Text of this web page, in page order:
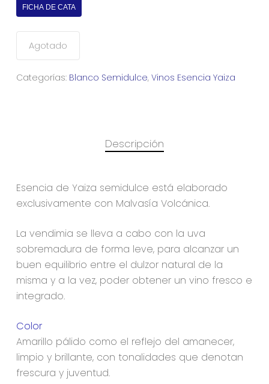
FICHA DE CATA
Agotado
Categorías: Blanco Semidulce, Vinos Esencia Yaiza
Descripción
Esencia de Yaiza semidulce está elaborado
exclusivamente con Malvasía Volcánica.
La vendimia se lleva a cabo con la uva
sobremadura de forma leve, para alcanzar un
buen equilibrio entre el dulzor natural de la
misma y a la vez, poder obtener un vino fresco e
integrado.
Color
Amarillo pálido como el reflejo del amanecer,
limpio y brillante, con tonalidades que denotan
frescura y juventud.